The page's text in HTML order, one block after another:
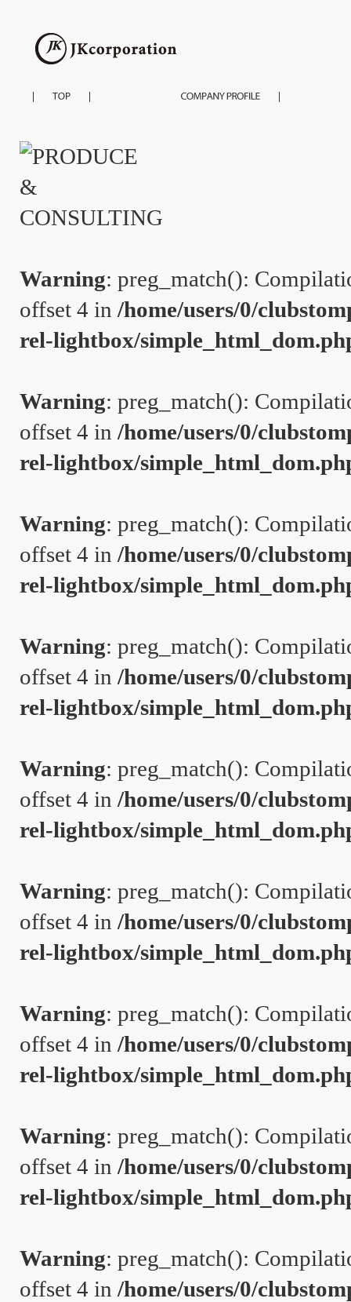
Warning: preg_match():
offset 4 in /home/users/0/
rel-lightbox/
Warning: preg_match():
offset 4 in /home/users/0/
rel-lightbox/
Warning: preg_match():
offset 4 in /home/users/0/
rel-lightbox/
Warning: preg_match():
offset 4 in /home/users/0/
rel-lightbox/
Warning: preg_match():
offset 4 in /home/users/0/
rel-lightbox/
Warning: preg_match():
offset 4 in /home/users/0/
rel-lightbox/
Warning: preg_match():
offset 4 in /home/users/0/
rel-lightbox/
Warning: preg_match():
offset 4 in /home/users/0/
rel-lightbox/
Warning: preg_match():
offset 4 in /home/users/0/